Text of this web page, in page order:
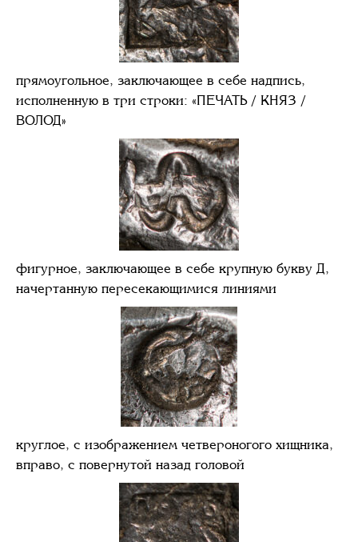
прямоугольное, заключающее в себе надпись,
исполненную в три строки: «ПЕЧАТЬ / КНЯЗ /
ВОЛОД»
фигурное, заключающее в себе крупную букву Д,
начертанную пересекающимися линиями
круглое, с изображением четвероногого хищника,
вправо, с повернутой назад головой